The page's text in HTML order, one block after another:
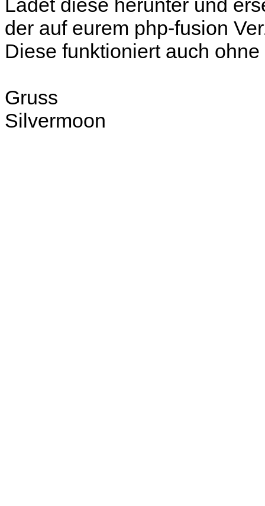
Ladet diese herunter und
der auf eurem php-fusion
Diese funktioniert auch
Gruss
Silvermoon